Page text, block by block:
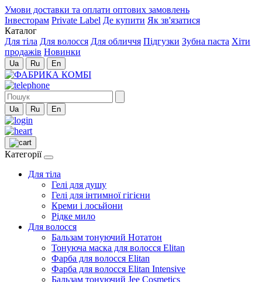
Умови доставки та оплати оптових замовлень
Інвесторам Private Label Де купити Як зв'язатися
Каталог
Для тіла Для волосся Для обличчя Підгузки Зубна паста Хіти
продажів Новинки
Ua Ru En
Ua Ru En
Категорії
Для тіла
Гелі для душу
Гелі для інтимної гігієни
Креми і лосьйони
Рідке мило
Для волосся
Бальзам тонуючий Нотатон
Тонуюча маска для волосся Elitan
Фарба для волосся Elitan
Фарба для волосся Elitan Intensive
Бальзам тонуючий Jee Cosmetics